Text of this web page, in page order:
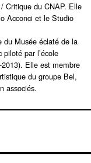
Critique du CNAP. Elle
Acconci et le Studio
du Musée éclaté de la
piloté par l’école
Elle est membre
du groupe Bel,
associés.